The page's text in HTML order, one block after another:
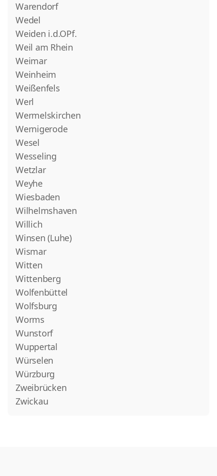
Warendorf
Wedel
Weiden i.d.OPf.
Weil am Rhein
Weimar
Weinheim
Weißenfels
Werl
Wermelskirchen
Wernigerode
Wesel
Wesseling
Wetzlar
Weyhe
Wiesbaden
Wilhelmshaven
Willich
Winsen (Luhe)
Wismar
Witten
Wittenberg
Wolfenbüttel
Wolfsburg
Worms
Wunstorf
Wuppertal
Würselen
Würzburg
Zweibrücken
Zwickau